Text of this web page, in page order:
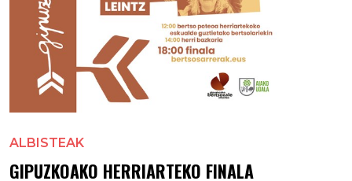
ALBISTEAK
GIPUZKOAKO HERRIARTEKO FINALA